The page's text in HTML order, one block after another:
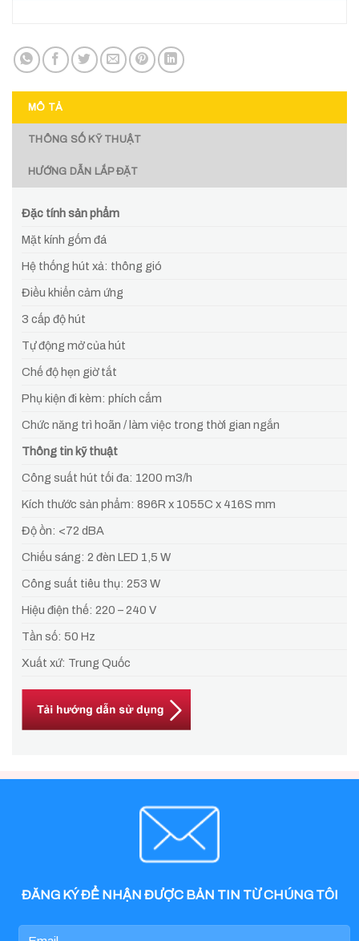
MÔ TẢ
THÔNG SỐ KỸ THUẬT
HƯỚNG DẪN LẮP ĐẶT
Đặc tính sản phẩm
Mặt kính gốm đá
Hệ thống hút xả: thông gió
Điều khiển cảm ứng
3 cấp độ hút
Tự động mở của hút
Chế độ hẹn giờ tắt
Phụ kiện đi kèm: phích cắm
Chức năng trì hoãn / làm việc trong thời gian ngắn
Thông tin kỹ thuật
Công suất hút tối đa: 1200 m3/h
Kích thước sản phẩm: 896R x 1055C x 416S mm
Độ ồn: <72 dBA
Chiếu sáng: 2 đèn LED 1,5 W
Công suất tiêu thụ: 253 W
Hiệu điện thế: 220 – 240 V
Tần số: 50 Hz
Xuất xứ: Trung Quốc
ĐĂNG KÝ ĐỂ NHẬN ĐƯỢC BẢN TIN TỪ CHÚNG TÔI